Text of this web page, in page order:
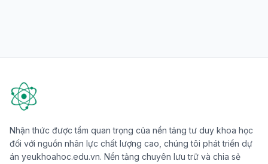
Nhận thức được tầm quan trọng của nền tảng tư duy khoa học
đối với nguồn nhân lực chất lượng cao, chúng tôi phát triển dự
án yeukhoahoc.edu.vn. Nền tảng chuyên lưu trữ và chia sẻ